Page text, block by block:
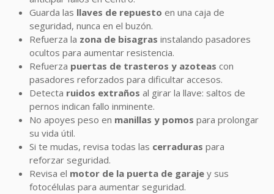
Guarda las llaves de repuesto en una caja de
seguridad, nunca en el buzón.
Refuerza la zona de bisagras instalando pasadores
ocultos para aumentar resistencia.
Refuerza puertas de trasteros y azoteas con
pasadores reforzados para dificultar accesos.
Detecta ruidos extraños al girar la llave: saltos de
pernos indican fallo inminente.
No apoyes peso en manillas y pomos para prolongar
su vida útil.
Si te mudas, revisa todas las cerraduras para
reforzar seguridad.
Revisa el motor de la puerta de garaje y sus
fotocélulas para aumentar seguridad.